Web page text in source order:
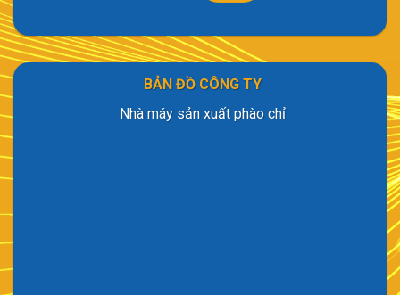
BẢN ĐỒ CÔNG TY
Nhà máy sản xuất phào chỉ